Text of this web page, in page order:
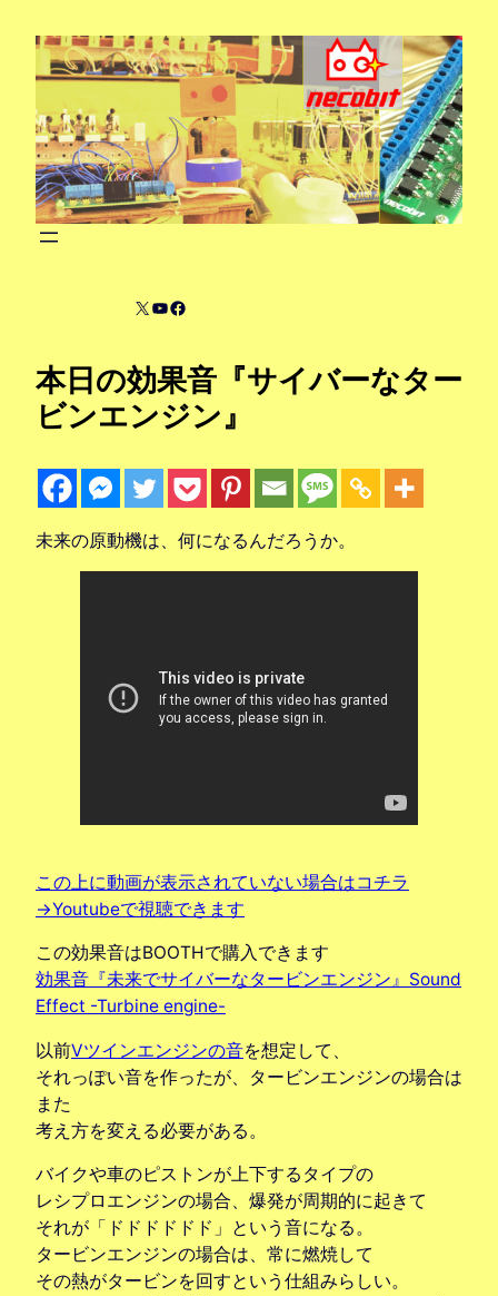
X YouTube
Facebook
本日の効果音『サイバーなター
ビンエンジン』
未来の原動機は、何になるんだろうか。
この上に動画が表示されていない場合はコチラ
→Youtubeで視聴できます
この効果音はBOOTHで購入できます
効果音『未来でサイバーなタービンエンジン』Sound
Effect -Turbine engine-
以前Vツインエンジンの音を想定して、
それっぽい音を作ったが、タービンエンジンの場合は
また
考え方を変える必要がある。
バイクや車のピストンが上下するタイプの
レシプロエンジンの場合、爆発が周期的に起きて
それが「ドドドドドド」という音になる。
タービンエンジンの場合は、常に燃焼して
その熱がタービンを回すという仕組みらしい。